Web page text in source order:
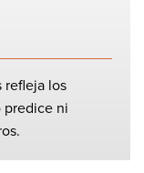
refleja los
predice ni